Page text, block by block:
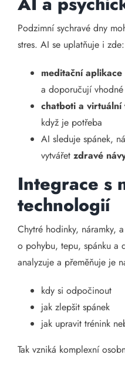
Podzimní sychravé dny
stres. AI se uplatňuje i zde:
meditační aplikace
a doporučují
chatboti a
když je potřeba
AI sleduje spánek,
vytvářet zdravé
Integrace s
technologií
Chytré hodinky, náramky,
o pohybu, tepu, spánku a
analyzuje a přeměňuje je
kdy si odpočinout
jak zlepšit spánek
jak upravit trénink
Tak vzniká komplexní